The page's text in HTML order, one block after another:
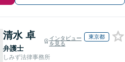
清水 卓
弁護士
インタビュー
を見る
東京都
しみず法律事務所